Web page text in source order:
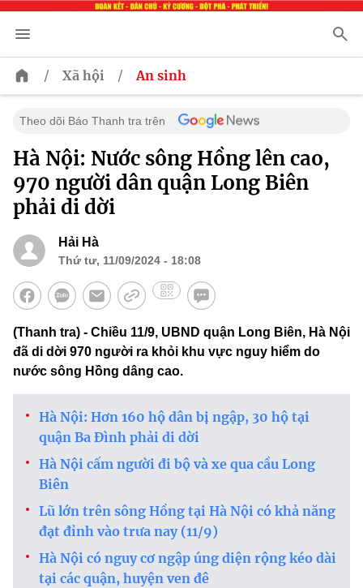
/ Xã hội / An sinh
Theo dõi Báo Thanh tra trên
Hà Nội: Nước sông Hồng lên cao,
970 người dân quận Long Biên
phải di dời
Hải Hà
Thứ tư, 11/09/2024 - 18:08
(Thanh tra) - Chiều 11/9, UBND quận Long Biên, Hà Nội
đã di dời 970 người ra khỏi khu vực nguy hiểm do
nước sông Hồng dâng cao.
Hà Nội: Hơn 160 hộ dân bị ngập, 30 hộ tại
quận Ba Đình phải di dời
Hà Nội cấm người đi bộ và xe qua cầu Long
Biên
Lũ lớn trên sông Hồng tại Hà Nội có khả năng
đạt đỉnh vào trưa nay (11/9)
Hà Nội có nguy cơ ngập úng diện rộng kéo dài
tại các quận, huyện ven đê